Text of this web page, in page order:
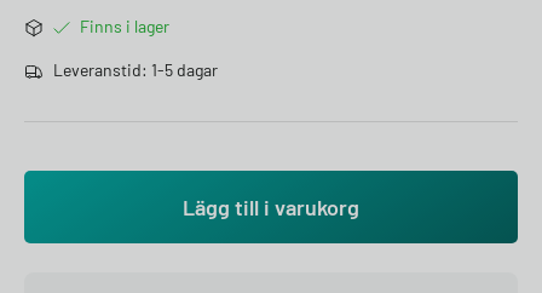
Finns i lager
Leveranstid: 1-5 dagar
Lägg till i varukorg